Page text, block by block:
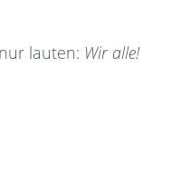
lauten: Wir alle!